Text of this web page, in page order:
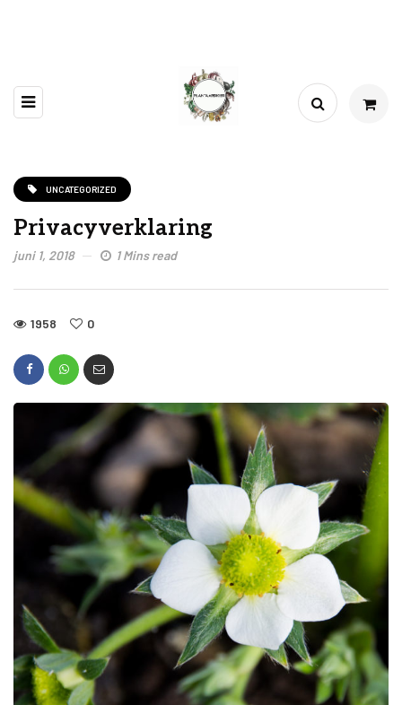
UNCATEGORIZED
Privacyverklaring
juni 1, 2018 1 Mins read
1958 0